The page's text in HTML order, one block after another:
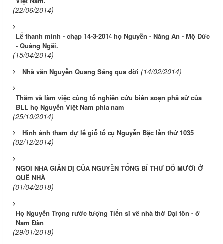
(22/06/2014)
Lể thanh minh - chạp 14-3-2014 họ Nguyễn - Năng An - Mộ Đức
- Quảng Ngãi.
(15/04/2014)
Nhà văn Nguyễn Quang Sáng qua đời (14/02/2014)
Thăm và làm việc cùng tổ nghiên cứu biên soạn phả sử của
BLL họ Nguyễn Việt Nam phía nam
(25/10/2014)
Hình ảnh tham dự lể giỗ tổ cụ Nguyễn Bặc lần thứ 1035
(02/12/2014)
NGÔI NHÀ GIẢN DỊ CỦA NGUYÊN TỔNG BÍ THƯ ĐỖ MƯỜI Ở
QUÊ NHÀ
(01/04/2018)
Họ Nguyễn Trọng rước tượng Tiến sĩ về nhà thờ Đại tôn - ở
Nam Đàn
(29/01/2018)